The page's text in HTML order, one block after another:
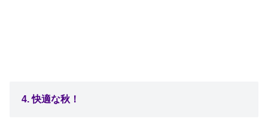
4. 快適な秋！